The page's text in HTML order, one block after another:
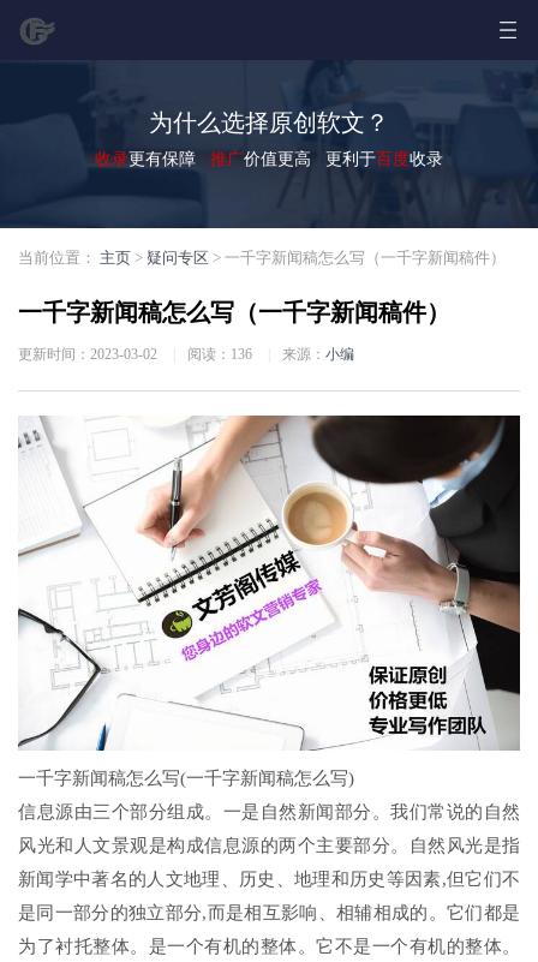
为什么选择原创软文？
收录更有保障 推广价值更高 更利于百度收录
当前位置： 主页 > 疑问专区 > 一千字新闻稿怎么写（一千字新闻稿件）
一千字新闻稿怎么写（一千字新闻稿件）
更新时间：2023-03-02 阅读： 136 来源： 小编
一千字新闻稿怎么写(一千字新闻稿怎么写)
信息源由三个部分组成。一是自然新闻部分。我们常说的自然
风光和人文景观是构成信息源的两个主要部分。自然风光是指
新闻学中著名的人文地理、历史、地理和历史等因素,但它们不
是同一部分的独立部分,而是相互影响、相辅相成的。它们都是
为了衬托整体。是一个有机的整体。它不是一个有机的整体。